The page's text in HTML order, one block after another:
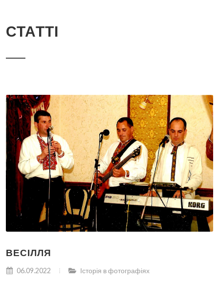
СТАТТІ
ВЕСІЛЛЯ
06.09.2022 Історія в фотографіях